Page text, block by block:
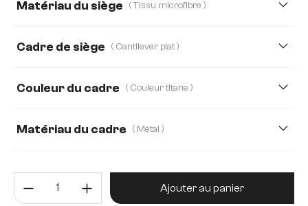
Matériau du siège ( Tissu microfibre )
Plüsch Strukturstoff Soft Teddystoff
Velours Velours côtelé
Cadre de siège ( Cantilever plat )
Couleur du cadre ( Couleur titane )
Matériau du cadre ( Métal )
Edelstahl graphit Quantité de produit : Entrez la
Ajouter au panier